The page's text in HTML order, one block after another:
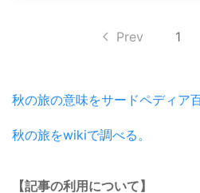
Prev 1
秋の旅の意味をサードペディア
秋の旅をwikiで調べる。
【記事の利用について】